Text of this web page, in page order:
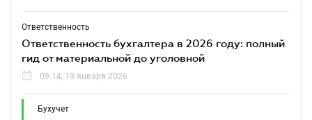
Ответственность
Ответственность бухгалтера в 2026 году: полный
гид от материальной до уголовной
09.14, 19 января 2026
Бухучет